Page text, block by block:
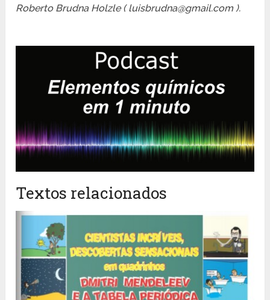
Roberto Brudna Holzle ( luisbrudna@gmail.com ).
Textos relacionados